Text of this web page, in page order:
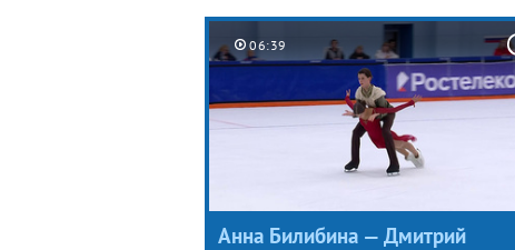
и Артему Валову), представили
специалистам новый произвольный
танец под музыку из балета Игоря
Стравинского «Весна священная»,
причем Зоя предстала в образе жар-
06:39
Анна Билибина — Дмитрий